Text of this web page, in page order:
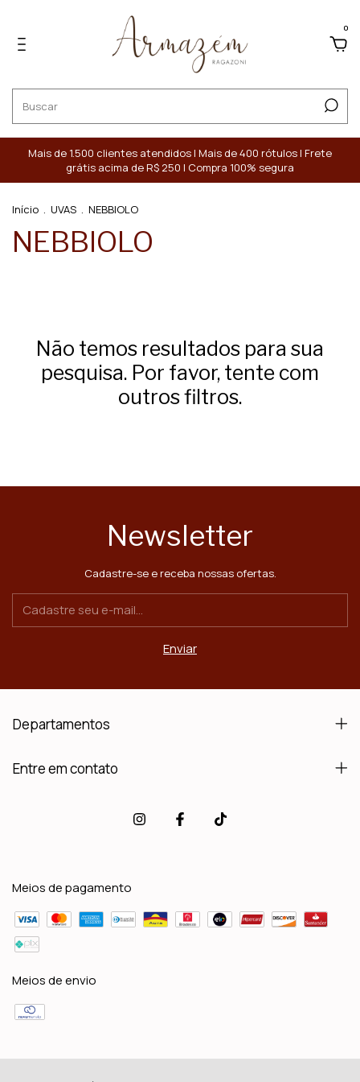
0
Mais de 1.500 clientes atendidos | Mais de 400 rótulos | Frete
grátis acima de R$ 250 | Compra 100% segura
Início . UVAS . NEBBIOLO
NEBBIOLO
Não temos resultados para sua
pesquisa. Por favor, tente com
outros filtros.
Newsletter
Cadastre-se e receba nossas ofertas.
Departamentos
Entre em contato
Meios de pagamento
Meios de envio